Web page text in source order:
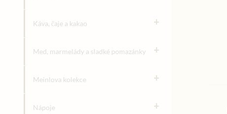
Káva, čaje a kakao +
Med, marmelády a sladké pomazánky +
Meinlova kolekce +
Nápoje +